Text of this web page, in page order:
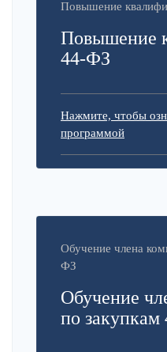
Повышение
Повышение
44-ФЗ
Нажмите, чтобы
программой
Обучение члена
ФЗ
Обучение
по